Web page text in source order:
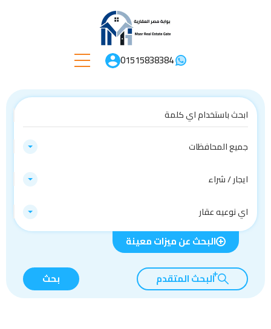
01515838384
جميع المحافظات
ايجار / شراء
اي نوعيه عقار
البحث عن ميزات معينة
البحث المتقدم بحث